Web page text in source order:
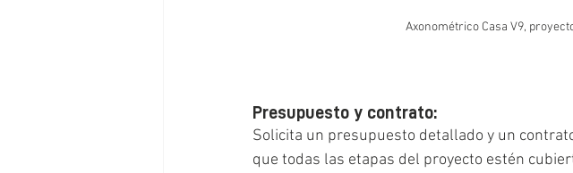
Axonométrico Casa V9,
Presupuesto y contrato:
Solicita un presupuesto detallado y un
que todas las etapas del proyecto estén